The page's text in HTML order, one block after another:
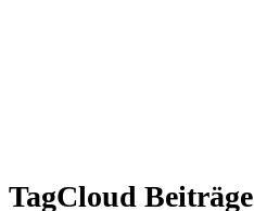
TagCloud Beiträge